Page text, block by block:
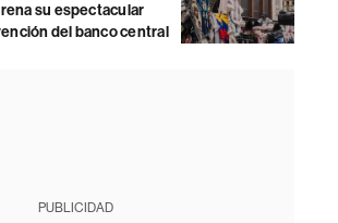
su espectacular
del banco central
PUBLICIDAD